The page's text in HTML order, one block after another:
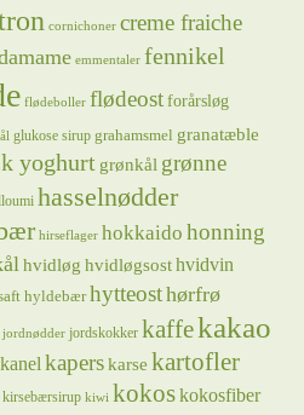
cornichoner creme fraiche
emmentaler fennikel
flødeboller flødeost forårsløg
glukose sirup grahamsmel granatæble
yoghurt grønkål grønne
hasselnødder
hirseflager hokkaido honning
hvidløg hvidløgsost hvidvin
hyldebær hytteosthørfrø
jordnødder jordskokker kaffekakao
kanelkaperskarse kartofler
kirsebærsirup kiwi kokoskokosfiber